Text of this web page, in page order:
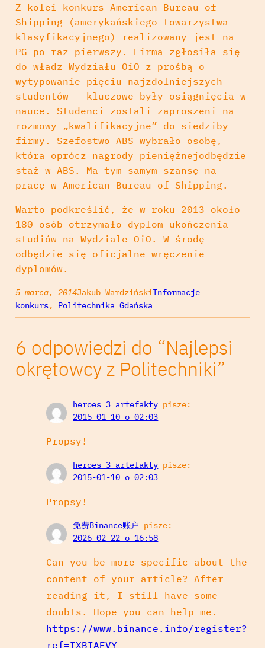
Z kolei konkurs American Bureau of
Shipping (amerykańskiego towarzystwa
klasyfikacyjnego) realizowany jest na
PG po raz pierwszy. Firma zgłosiła się
do władz Wydziału OiO z prośbą o
wytypowanie pięciu najzdolniejszych
studentów – kluczowe były osiągnięcia w
nauce. Studenci zostali zaproszeni na
rozmowy „kwalifikacyjne” do siedziby
firmy. Szefostwo ABS wybrało osobę,
która oprócz nagrody pieniężnejodbędzie
staż w ABS. Ma tym samym szansę na
pracę w American Bureau of Shipping.
Warto podkreślić, że w roku 2013 około
180 osób otrzymało dyplom ukończenia
studiów na Wydziale OiO. W środę
odbędzie się oficjalne wręczenie
dyplomów.
5 marca, 2014Jakub WardzińskiInformacje
konkurs, Politechnika Gdańska
6 odpowiedzi do “Najlepsi
okrętowcy z Politechniki”
heroes 3 artefakty pisze:
2015-01-10 o 02:03
Propsy!
heroes 3 artefakty pisze:
2015-01-10 o 02:03
Propsy!
免费Binance账户 pisze:
2026-02-22 o 16:58
Can you be more specific about the
content of your article? After
reading it, I still have some
doubts. Hope you can help me.
https://www.binance.info/register?
ref=IXBIAFVY